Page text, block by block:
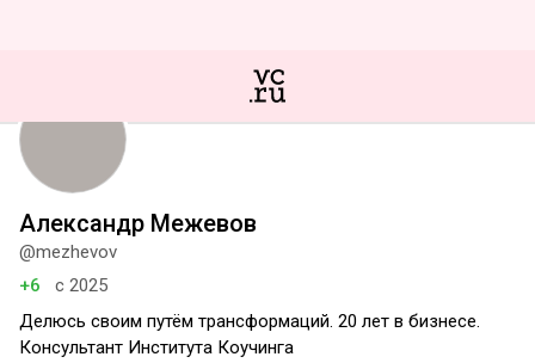
Александр Межевов
@mezhevov
+6
с 2025
Делюсь своим путём трансформаций. 20 лет в бизнесе.
Консультант Института Коучинга